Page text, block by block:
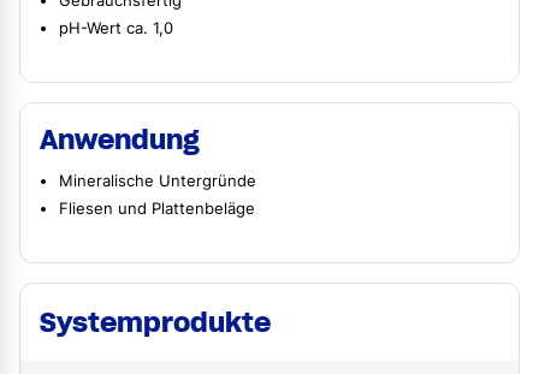
pH-Wert ca. 1,0
Anwendung
Mineralische Untergründe
Fliesen und Plattenbeläge
Systemprodukte